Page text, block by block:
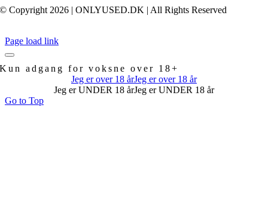
© Copyright 2026 | ONLYUSED.DK | All Rights Reserved
Page load link
Kun adgang for voksne over 18+
Jeg er over 18 årJeg er over 18 år
Jeg er UNDER 18 årJeg er UNDER 18 år
Go to Top